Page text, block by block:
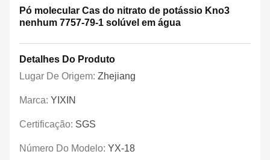
Pó molecular Cas do nitrato de potássio Kno3
nenhum 7757-79-1 solúvel em água
Detalhes Do Produto
Lugar De Origem: Zhejiang
Marca: YIXIN
Certificação: SGS
Número Do Modelo: YX-18